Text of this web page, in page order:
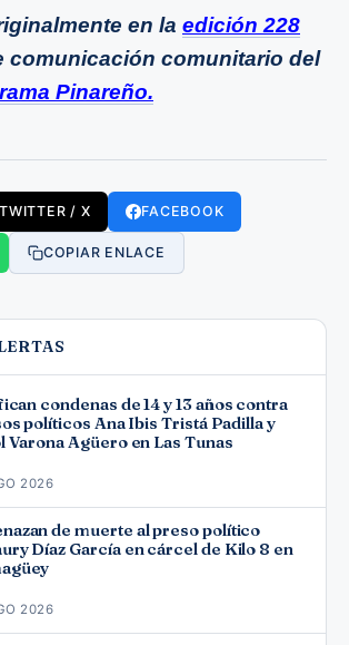
en la edición 228
comunicación comunitario del
Pinareño.
TWITTER / X FACEBOOK
COPIAR ENLACE
condenas de 14 y 13 años contra
políticos Ana Ibis Tristá Padilla y
Varona Agüero en Las Tunas
2026
de muerte al preso político
Díaz García en cárcel de Kilo 8 en
2026